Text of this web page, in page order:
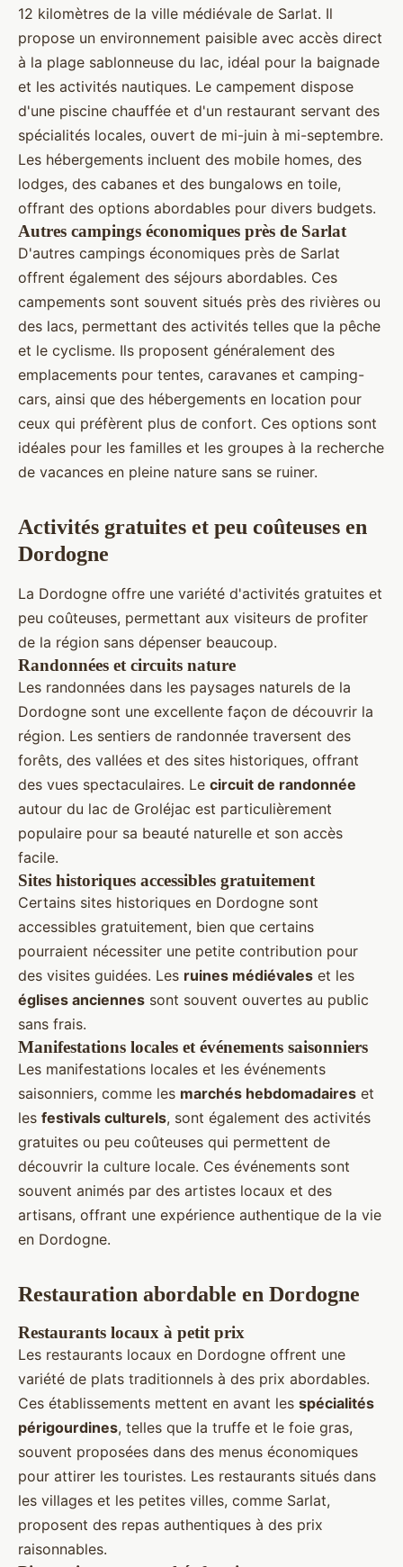
12 kilomètres de la ville médiévale de Sarlat. Il
propose un environnement paisible avec accès direct
à la plage sablonneuse du lac, idéal pour la baignade
et les activités nautiques. Le campement dispose
d'une piscine chauffée et d'un restaurant servant des
spécialités locales, ouvert de mi-juin à mi-septembre.
Les hébergements incluent des mobile homes, des
lodges, des cabanes et des bungalows en toile,
offrant des options abordables pour divers budgets.
Autres campings économiques près de Sarlat
D'autres campings économiques près de Sarlat
offrent également des séjours abordables. Ces
campements sont souvent situés près des rivières ou
des lacs, permettant des activités telles que la pêche
et le cyclisme. Ils proposent généralement des
emplacements pour tentes, caravanes et camping-
cars, ainsi que des hébergements en location pour
ceux qui préfèrent plus de confort. Ces options sont
idéales pour les familles et les groupes à la recherche
de vacances en pleine nature sans se ruiner.
Activités gratuites et peu coûteuses en
Dordogne
La Dordogne offre une variété d'activités gratuites et
peu coûteuses, permettant aux visiteurs de profiter
de la région sans dépenser beaucoup.
Randonnées et circuits nature
Les randonnées dans les paysages naturels de la
Dordogne sont une excellente façon de découvrir la
région. Les sentiers de randonnée traversent des
forêts, des vallées et des sites historiques, offrant
des vues spectaculaires. Le circuit de randonnée
autour du lac de Groléjac est particulièrement
populaire pour sa beauté naturelle et son accès
facile.
Sites historiques accessibles gratuitement
Certains sites historiques en Dordogne sont
accessibles gratuitement, bien que certains
pourraient nécessiter une petite contribution pour
des visites guidées. Les ruines médiévales et les
églises anciennes sont souvent ouvertes au public
sans frais.
Manifestations locales et événements saisonniers
Les manifestations locales et les événements
saisonniers, comme les marchés hebdomadaires et
les festivals culturels, sont également des activités
gratuites ou peu coûteuses qui permettent de
découvrir la culture locale. Ces événements sont
souvent animés par des artistes locaux et des
artisans, offrant une expérience authentique de la vie
en Dordogne.
Restauration abordable en Dordogne
Restaurants locaux à petit prix
Les restaurants locaux en Dordogne offrent une
variété de plats traditionnels à des prix abordables.
Ces établissements mettent en avant les spécialités
périgourdines, telles que la truffe et le foie gras,
souvent proposées dans des menus économiques
pour attirer les touristes. Les restaurants situés dans
les villages et les petites villes, comme Sarlat,
proposent des repas authentiques à des prix
raisonnables.